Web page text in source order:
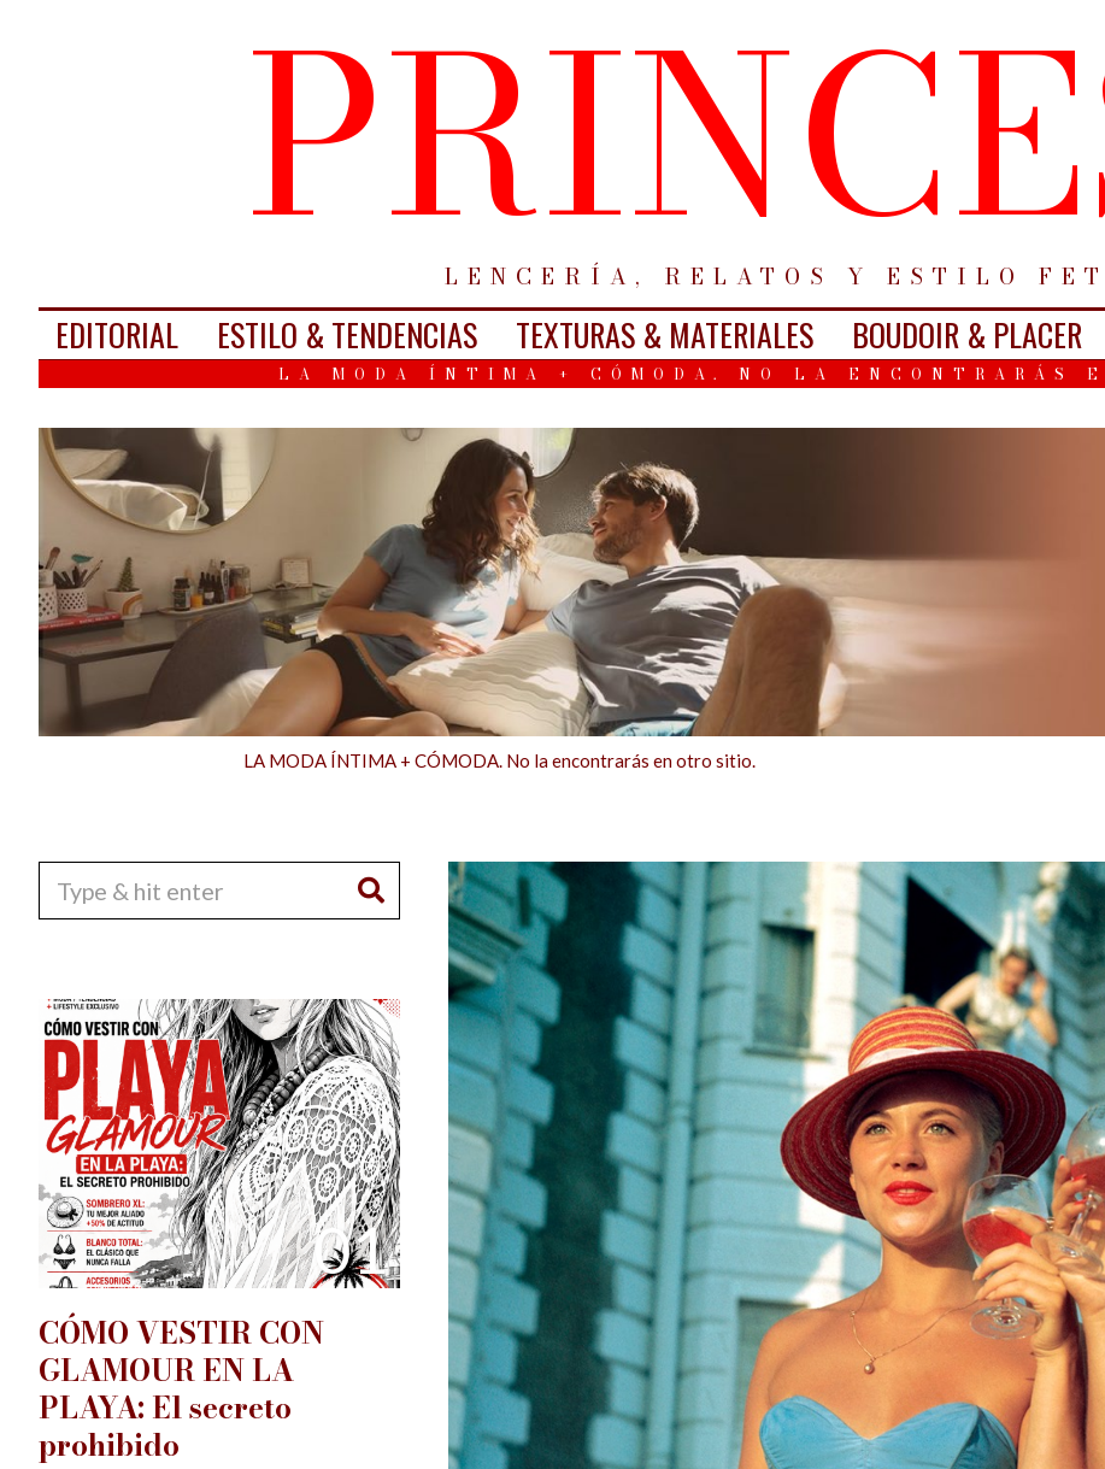
LENCERÍA, RELATOS Y ESTILO
EDITORIAL ESTILO & TENDENCIAS TEXTURAS & MATERIALES BOUDOIR & PLACER
LA MODA ÍNTIMA + CÓMODA. NO LA ENCONTRARÁS
LA MODA ÍNTIMA + CÓMODA. No la encontrarás en otro sitio.
01
CÓMO VESTIR CON
GLAMOUR EN LA
PLAYA: El secreto
prohibido